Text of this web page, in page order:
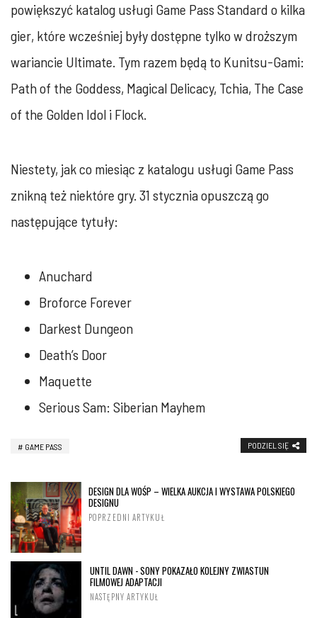
powiększyć katalog usługi Game Pass Standard o kilka
gier, które wcześniej były dostępne tylko w droższym
wariancie Ultimate. Tym razem będą to Kunitsu-Gami:
Path of the Goddess, Magical Delicacy, Tchia, The Case
of the Golden Idol i Flock.
Niestety, jak co miesiąc z katalogu usługi Game Pass
znikną też niektóre gry. 31 stycznia opuszczą go
następujące tytuły:
Anuchard
Broforce Forever
Darkest Dungeon
Death’s Door
Maquette
Serious Sam: Siberian Mayhem
GAME PASS PODZIEL SIĘ
DESIGN DLA WOŚP – WIELKA AUKCJA I WYSTAWA POLSKIEGO
DESIGNU
POPRZEDNI ARTYKUŁ
UNTIL DAWN - SONY POKAZAŁO KOLEJNY ZWIASTUN
FILMOWEJ ADAPTACJI
NASTĘPNY ARTYKUŁ